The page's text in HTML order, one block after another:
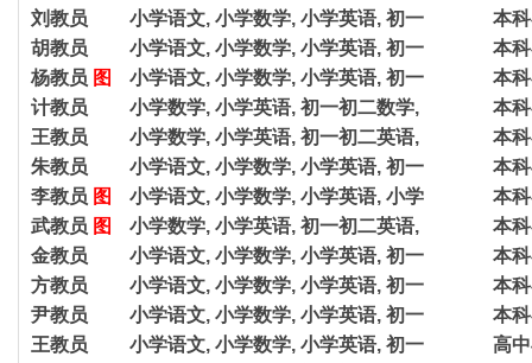
刘教员
小学语文, 小学数学, 小学英语, 初一
本
胡教员
小学语文, 小学数学, 小学英语, 初一
本
杨教员 图 小学语文, 小学数学, 小学英语, 初一
本
计教员
小学数学, 小学英语, 初一初二数学,
本
王教员
小学数学, 小学英语, 初一初二英语,
本
朱教员
小学语文, 小学数学, 小学英语, 初一
本
李教员 图 小学语文, 小学数学, 小学英语, 小学
本
武教员 图 小学数学, 小学英语, 初一初二英语,
本
金教员
小学语文, 小学数学, 小学英语, 初一
本
方教员
小学语文, 小学数学, 小学英语, 初一
本
尹教员
小学语文, 小学数学, 小学英语, 初一
本
王教员
小学语文, 小学数学, 小学英语, 初一
高